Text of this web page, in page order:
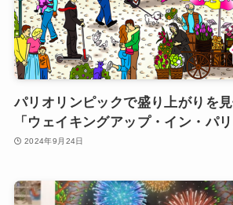
パリオリンピックで盛り上がりを
「ウェイキングアップ・イン・パ
2024年9月24日